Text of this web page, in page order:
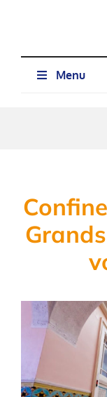
Menu